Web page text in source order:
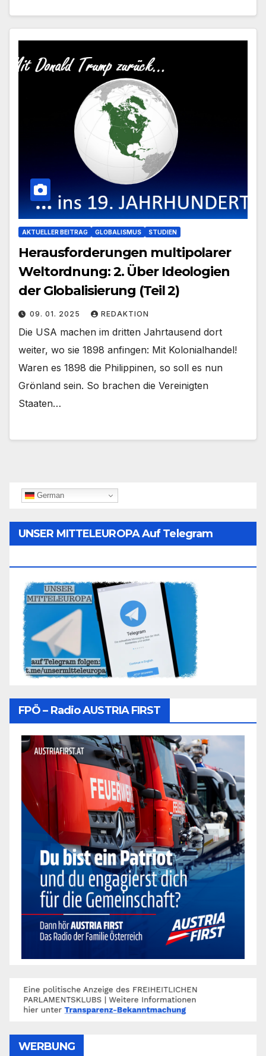
AKTUELLER BEITRAG GLOBALISMUS STUDIEN
Herausforderungen multipolarer
Weltordnung: 2. Über Ideologien
der Globalisierung (Teil 2)
09. 01. 2025 REDAKTION
Die USA machen im dritten Jahrtausend dort
weiter, wo sie 1898 anfingen: Mit Kolonialhandel!
Waren es 1898 die Philippinen, so soll es nun
Grönland sein. So brachen die Vereinigten
Staaten…
German
UNSER MITTELEUROPA Auf Telegram
FPÖ – Radio AUSTRIA FIRST
WERBUNG